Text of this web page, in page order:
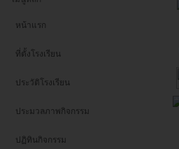
หน้าแรก
ที่ตั้งโรงเรียน
ประวัติโรงเรียน
ประมวลภาพกิจกรรม
ปฏิทินกิจกรรม